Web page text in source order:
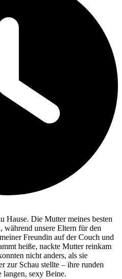
Hause. Die Mutter meines besten
während unsere Eltern für den
Freundin auf der Couch und
heiße, nackte Mutter reinkam
nicht anders, als sie
zur Schau stellte – ihre runden
sexy Beine.